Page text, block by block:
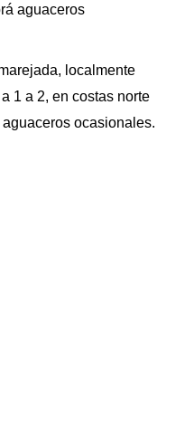
aguaceros
localmente
1 a 2, en costas norte
ocasionales.